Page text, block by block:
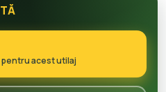
acest utilaj